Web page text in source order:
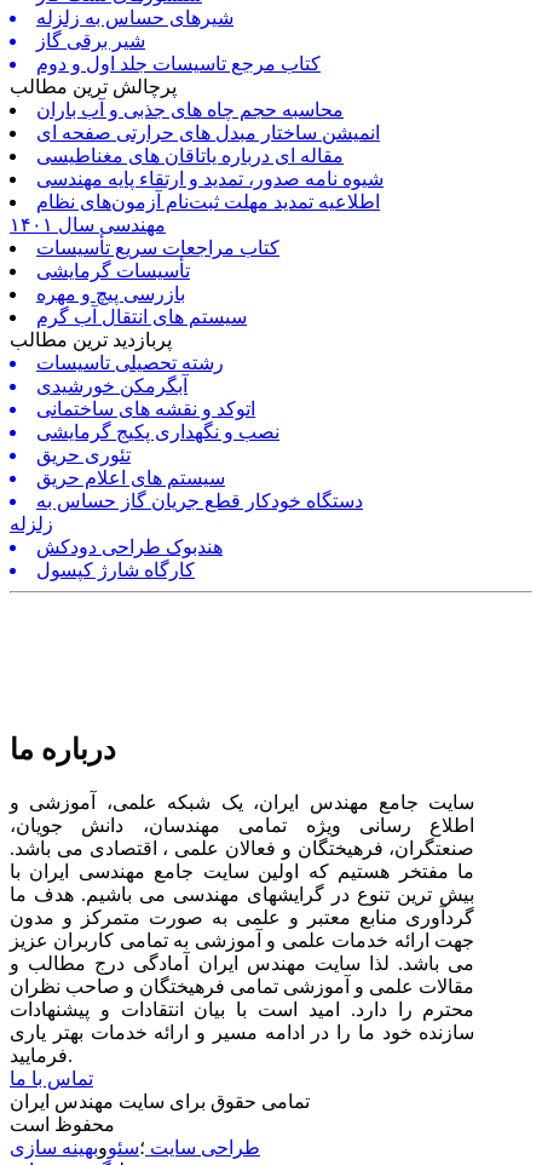
شیرهای حساس به زلزله
شیر برقی گاز
کتاب مرجع تاسیسات جلد اول و دوم
پرچالش ترین مطالب
محاسبه حجم چاه های جذبی و آب باران
انمیشن ساختار مبدل های حرارتی صفحه ای
مقاله ای درباره یاتاقان های مغناطیسی
شیوه نامه صدور، تمدید و ارتقاء پایه مهندسی
اطلاعیه تمدید مهلت ثبت‌نام آزمون‌های نظام
مهندسی سال ۱۴۰۱
کتاب مراجعات سریع تأسیسات
تأسیسات گرمایشی
بازرسی پیچ و مهره
سیستم های انتقال آب گرم
پربازدید ترین مطالب
رشته تحصیلی تاسیسات
آبگرمکن خورشیدی
اتوکد و نقشه های ساختمانی
نصب و نگهداری پکیج گرمایشی
تئوری حریق
سیستم های اعلام حریق
دستگاه خودکار قطع جریان گاز حساس به
زلزله
هندبوک طراحی دودکش
کارگاه شارژ کپسول
درباره ما
سایت جامع مهندس ایران، یک شبکه علمی، آموزشی و
اطلاع رسانی ویژه تمامی مهندسان، دانش جویان،
صنعتگران، فرهیختگان و فعالان علمی ، اقتصادی می باشد.
ما مفتخر هستیم که اولین سایت جامع مهندسی ایران با
بیش ترین تنوع در گرایشهای مهندسی می باشیم. هدف ما
گردآوری منابع معتبر و علمی به صورت متمرکز و مدون
جهت ارائه خدمات علمی و آموزشی به تمامی کاربران عزیز
می باشد. لذا سایت مهندس ایران آمادگی درج مطالب و
مقالات علمی و آموزشی تمامی فرهیختگان و صاحب نظران
محترم را دارد. امید است با بیان انتقادات و پیشنهادات
سازنده خود ما را در ادامه مسیر و ارائه خدمات بهتر یاری
فرمایید.
تماس با ما
تمامی حقوق برای سایت مهندس ایران
محفوظ است
طراحی سایت ؛سئووبهینه سازی